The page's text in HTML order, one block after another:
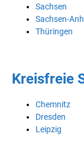
Sachsen
Sachsen-
Thüringen
Kreisfreie
Chemnitz
Dresden
Leipzig